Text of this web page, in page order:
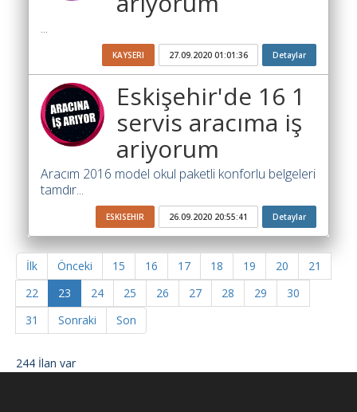
...
KAYSERI 27.09.2020 01:01:36 Detaylar
Eskişehir'de 16 1
servis aracıma iş
ariyorum
Aracım 2016 model okul paketli konforlu belgeleri
tamdır...
ESKISEHIR 26.09.2020 20:55:41 Detaylar
İlk Önceki 15 16 17 18 19 20
21
22
23 24 25 26 27 28 29
30
31
Sonraki Son
244 İlan var